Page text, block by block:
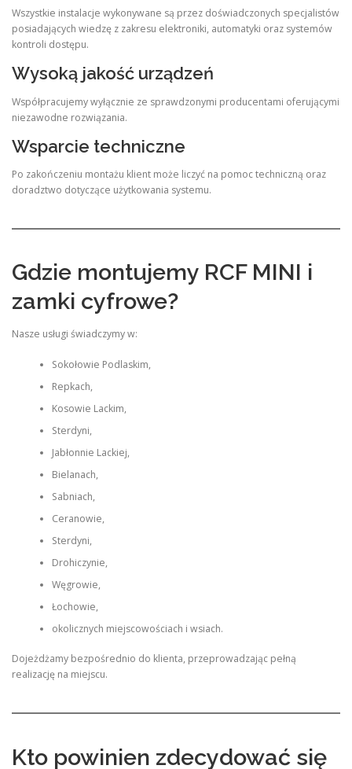
Wszystkie instalacje wykonywane są przez doświadczonych specjalistów
posiadających wiedzę z zakresu elektroniki, automatyki oraz systemów
kontroli dostępu.
Wysoką jakość urządzeń
Współpracujemy wyłącznie ze sprawdzonymi producentami oferującymi
niezawodne rozwiązania.
Wsparcie techniczne
Po zakończeniu montażu klient może liczyć na pomoc techniczną oraz
doradztwo dotyczące użytkowania systemu.
Gdzie montujemy RCF MINI i
zamki cyfrowe?
Nasze usługi świadczymy w:
Sokołowie Podlaskim,
Repkach,
Kosowie Lackim,
Sterdyni,
Jabłonnie Lackiej,
Bielanach,
Sabniach,
Ceranowie,
Sterdyni,
Drohiczynie,
Węgrowie,
Łochowie,
okolicznych miejscowościach i wsiach.
Dojeżdżamy bezpośrednio do klienta, przeprowadzając pełną
realizację na miejscu.
Kto powinien zdecydować się